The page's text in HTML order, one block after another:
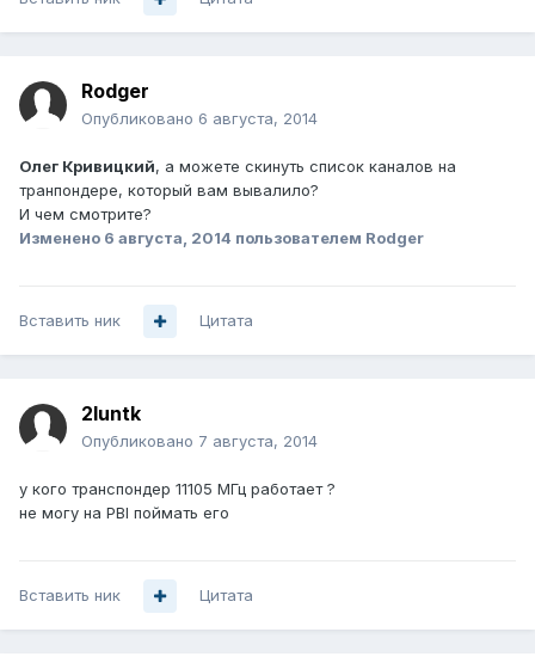
Rodger
Опубликовано 6 августа, 2014
Олег Кривицкий, а можете скинуть список каналов на
транпондере, который вам вывалило?
И чем смотрите?
Изменено 6 августа, 2014 пользователем Rodger
Вставить ник Цитата
2luntk
Опубликовано 7 августа, 2014
у кого транспондер 11105 МГц работает ?
не могу на PBI поймать его
Вставить ник Цитата